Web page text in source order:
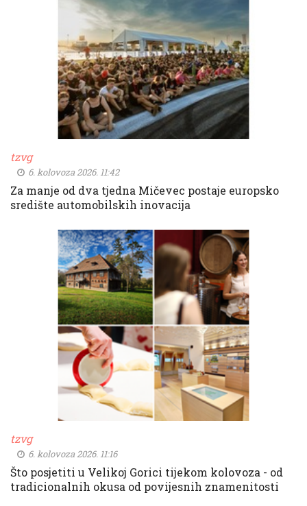
tzvg
6. kolovoza 2026. 11:42
Za manje od dva tjedna Mičevec postaje europsko
središte automobilskih inovacija
tzvg
6. kolovoza 2026. 11:16
Što posjetiti u Velikoj Gorici tijekom kolovoza - od
tradicionalnih okusa od povijesnih znamenitosti